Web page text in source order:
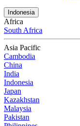
Indonesia
Africa
South Africa
Asia Pacific
Cambodia
China
India
Indonesia
Japan
Kazakhstan
Malaysia
Pakistan